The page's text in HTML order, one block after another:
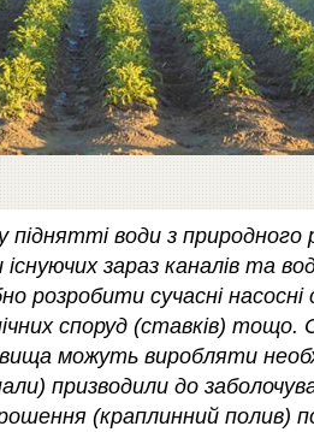
води з природного
зараз каналів та
розробити сучасні
споруд (ставків) тощо.
можуть виробляти
призводили до
(краплинний полив)